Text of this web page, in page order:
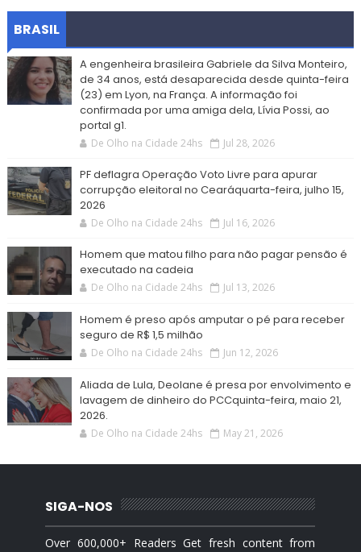
BRASIL
A engenheira brasileira Gabriele da Silva Monteiro,
de 34 anos, está desaparecida desde quinta-feira
(23) em Lyon, na França. A informação foi
confirmada por uma amiga dela, Lívia Possi, ao
portal g1.
De Olho na Cidade 24hs Jul 28, 2026
PF deflagra Operação Voto Livre para apurar
corrupção eleitoral no Cearáquarta-feira, julho 15,
2026
De Olho na Cidade 24hs Jul 16, 2026
Homem que matou filho para não pagar pensão é
executado na cadeia
De Olho na Cidade 24hs Jul 13, 2026
Homem é preso após amputar o pé para receber
seguro de R$ 1,5 milhão
De Olho na Cidade 24hs Jun 12, 2026
Aliada de Lula, Deolane é presa por envolvimento e
lavagem de dinheiro do PCCquinta-feira, maio 21,
2026.
De Olho na Cidade 24hs May 21, 2026
SIGA-NOS
Over 600,000+ Readers Get fresh content from